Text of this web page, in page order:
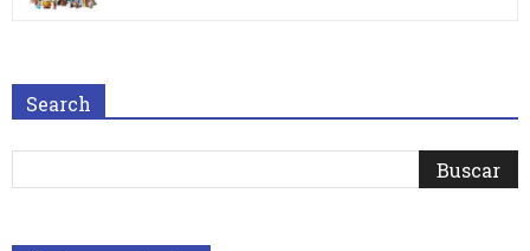
Search